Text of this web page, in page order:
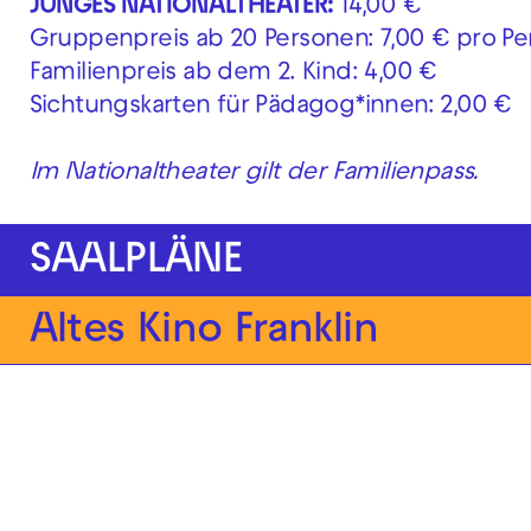
JUNGES NATIONALTHEATER: 14,00 €
Gruppenpreis ab 20 Personen: 7,00 € pro
Familienpreis ab dem 2. Kind: 4,00 €
Sichtungskarten für Pädagog*innen: 2,00 €
Im Nationaltheater gilt der Familienpass.
SAALPLÄNE
Altes Kino Franklin